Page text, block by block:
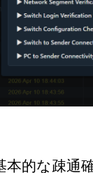
的な疎通